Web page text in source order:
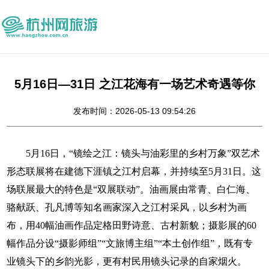
5月16日—31日 之江花海有一场艺术奇遇等你
发布时间：2026-05-13 09:54:26
5月16日，“镜绘之江：镜头与油彩里的乡村万象”双艺术
形态联展将在建德下涯镇之江村启幕，并持续至5月31日。这
场联展最大的特色是“双展联动”。油画展由常青、白仁海、
骆献跃、孔凡博等知名画家深入之江村采风，以乡村为画
布，用40幅油画作品定格田野诗意、古村新貌；摄影展的60
幅作品分设“摄影师组”“文旅博主组”“本土创作组”，既有专
业镜头下的乡韵光影，更有村民用镜头记录的自家烟火。